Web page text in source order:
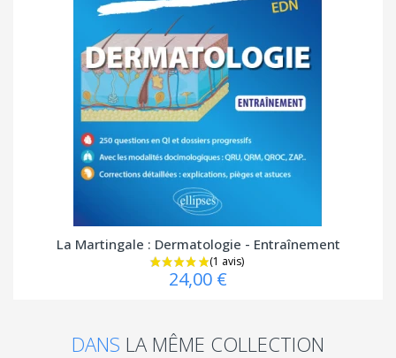
La Martingale : Dermatologie - Entraînement
24,00 €
DANS LA MÊME COLLECTION